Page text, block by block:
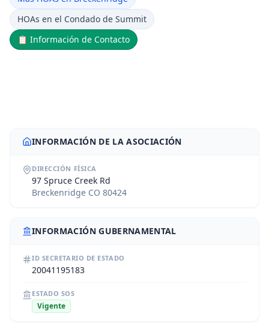
HOAs en el Condado de Summit
📋 Información de Contacto
INFORMACIÓN DE LA ASOCIACIÓN
DIRECCIÓN FÍSICA
97 Spruce Creek Rd
Breckenridge CO 80424
INFORMACIÓN GUBERNAMENTAL
ID SECRETARIO DE ESTADO
20041195183
ESTADO SOS
Vigente